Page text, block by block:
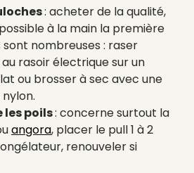
: acheter de la qualité,
à la main la première
sont nombreuses : raser
rasoir électrique sur un
ou brosser à sec avec une
les poils: concerne surtout la
angora, placer le pull 1 à 2
renouveler si